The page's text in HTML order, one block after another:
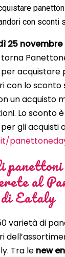
25
acquistare
con lo sconto
un acquisto
Lo sconto
gli acquisti
panettoni
al
Eataly
varietà di
Tra le new